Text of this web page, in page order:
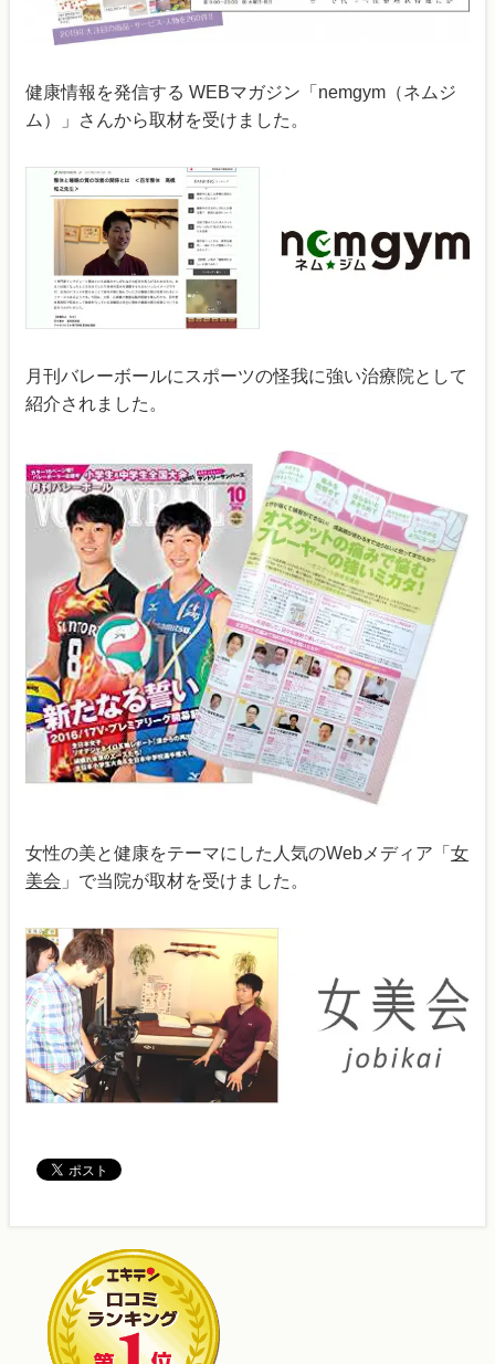
健康情報を発信する WEBマガジン「nemgym（ネムジ
ム）」さんから取材を受けました。
月刊バレーボールにスポーツの怪我に強い治療院として
紹介されました。
女性の美と健康をテーマにした人気のWebメディア「女
美会 」で当院が取材を受けました。